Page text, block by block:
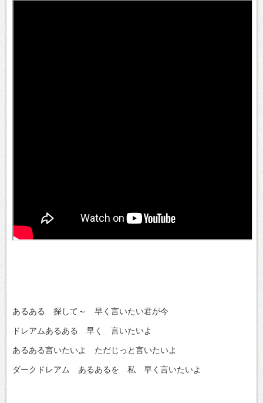
あるある 探して～ 早く言いたい君が今
ドレアムあるある 早く 言いたいよ
あるある言いたいよ ただじっと言いたいよ
ダークドレアム あるあるを 私 早く言いたいよ